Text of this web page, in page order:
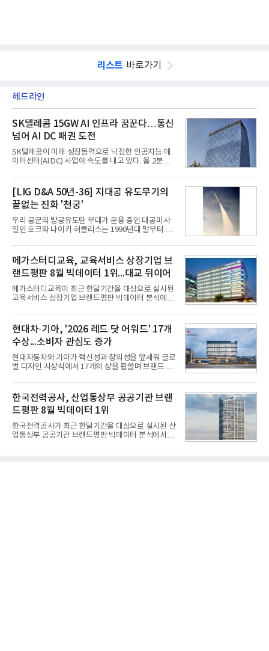
리스트 바로가기
헤드라인
SK텔레콤 15GW AI 인프라 꿈꾼다…통신
넘어 AI DC 패권 도전
SK텔레콤이 미래 성장동력으로 낙점한 인공지능 데
이터센터(AI DC) 사업에 속도를 내고 있다. 올 2분기
는 2035년까지 총 15GW(기가와트) 규모의 AI DC를
구축하겠다는 대형 청사진을 제시하면서다. 이에 따
라 경쟁 구도 역시 이동통신사인 KT, LG유플러스를
넘어 네이버, 삼성SDS 등 IT 인프라 기업으로 확장되
고 있다.7일 SK텔레콤에 따르면 회사는 올해 2분기
연결 기준 매출 4조 3591억원, 영업이익 5660억원을
기록했다. 매출은 전년 동기 대비 0.5%, 영업이익은
따른 기저효과가 실
[LIG D&A 50년-36] 지대공 유도무기의
끝없는 진화 '천궁'
우리 공군의 방공유도탄 부대가 운용 중인 대공미사
일인 호크와 나이키 허큘리스는 1990년대 말부터 성
기존 미사일체계를 대체할 중고도 및 중거리 대공미
사일을 개발하기로 결정했다.처음 KM-SAM 사업으로
불린 이 사업의 명칭은 호크(Iron Hawk, 철매)를 대체
한다는 의미에서 ‘철매Ⅱ’ 로 정해졌다. 철매Ⅱ 개발
사업은 미사일체계 완성 후인 2011년 ‘천궁(天弓)’으
로 다시 장비명이 바뀌었다. 17개 업체와 관련 기관이
참여한 가운데 LIG 넥스원은 탐색 개발에서 체계개발
인 천궁
메가스터디교육, 교육서비스 상장기업 브
랜드평판 8월 빅데이터 1위...대교 뒤이어
메가스터디교육이 최근 한달기간을 대상으로 실시된
교육서비스 상장기업 브랜드평판 빅데이터 분석에서
일 한국기업평판연구소(소장 구창환)는 국내 교육서
비스 상장기업 브랜드를 대상으로 지난 7월 7일부터
8월 7일까지 수집된 소비자 빅데이터 10,074,233건
을 분석한 결과, 메가스터디교육이 브랜드평판지수
1,710,926을 기록하며 8월 1위에 올랐다고 밝혔다.
분석에 활용된 빅데이터는 지난 7월(9,491,206건) 대
비 6.14% 증가한 수치로, 교육서비스 상장기업 브랜
디교육, 대교, 디지
현대차·기아, '2026 레드 닷 어워드' 17개
수상...소비자 관심도 증가
현대자동차와 기아가 혁신성과 창의성을 앞세워 글로
벌 디자인 시상식에서 17개의 상을 휩쓸며 브랜드 경
레드 닷 어워드: 브랜드 & 커뮤니케이션 디자인 부문
(Red Dot Design Award: Brand &
Communication Design)'에서 최우수상 2개, 본상
15개를 수상했다고 7일 밝혔다.'레드 닷 어워드'는 독
일 iF, 미국 IDEA와 함께 세계 3대 디자인 시상식으로
손꼽히는 세계 최대 규모의 디자인 공모전이다. 독일
노르트라인 베스트팔렌 디자인센터(Design
한국전력공사, 산업통상부 공공기관 브랜
드평판 8월 빅데이터 1위
한국전력공사가 최근 한달기간을 대상으로 실시된 산
업통상부 공공기관 브랜드평판 빅데이터 분석에서 1